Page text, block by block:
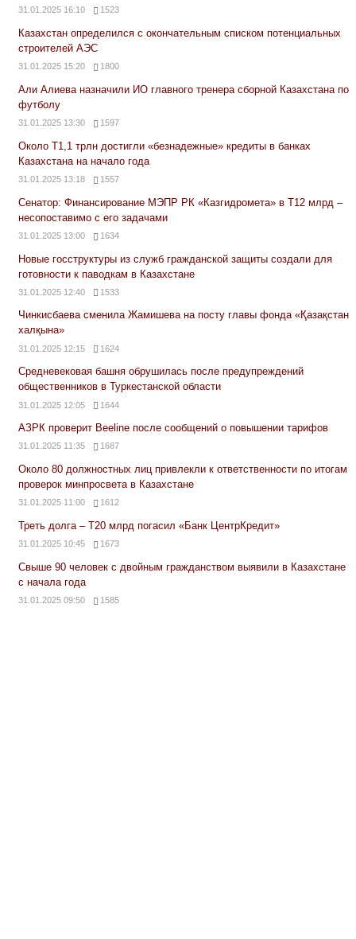
31.01.2025 16:10 1523
Казахстан определился с окончательным списком потенциальных
строителей АЭС
31.01.2025 15:20 1800
Али Алиева назначили ИО главного тренера сборной Казахстана по
футболу
31.01.2025 13:30 1597
Около Т1,1 трлн достигли «безнадежные» кредиты в банках
Казахстана на начало года
31.01.2025 13:18 1557
Сенатор: Финансирование МЭПР РК «Казгидромета» в Т12 млрд –
несопоставимо с его задачами
31.01.2025 13:00 1634
Новые госструктуры из служб гражданской защиты создали для
готовности к паводкам в Казахстане
31.01.2025 12:40 1533
Чинкисбаева сменила Жамишева на посту главы фонда «Қазақстан
халқына»
31.01.2025 12:15 1624
Средневековая башня обрушилась после предупреждений
общественников в Туркестанской области
31.01.2025 12:05 1644
АЗРК проверит Beeline после сообщений о повышении тарифов
31.01.2025 11:35 1687
Около 80 должностных лиц привлекли к ответственности по итогам
проверок минпросвета в Казахстане
31.01.2025 11:00 1612
Треть долга – Т20 млрд погасил «Банк ЦентрКредит»
31.01.2025 10:45 1673
Свыше 90 человек с двойным гражданством выявили в Казахстане
с начала года
31.01.2025 09:50 1585